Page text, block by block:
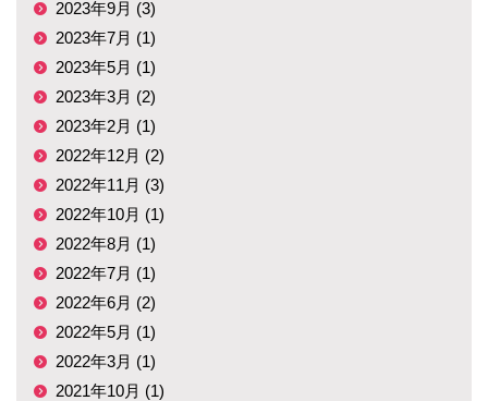
2023年9月 (3)
2023年7月 (1)
2023年5月 (1)
2023年3月 (2)
2023年2月 (1)
2022年12月 (2)
2022年11月 (3)
2022年10月 (1)
2022年8月 (1)
2022年7月 (1)
2022年6月 (2)
2022年5月 (1)
2022年3月 (1)
2021年10月 (1)